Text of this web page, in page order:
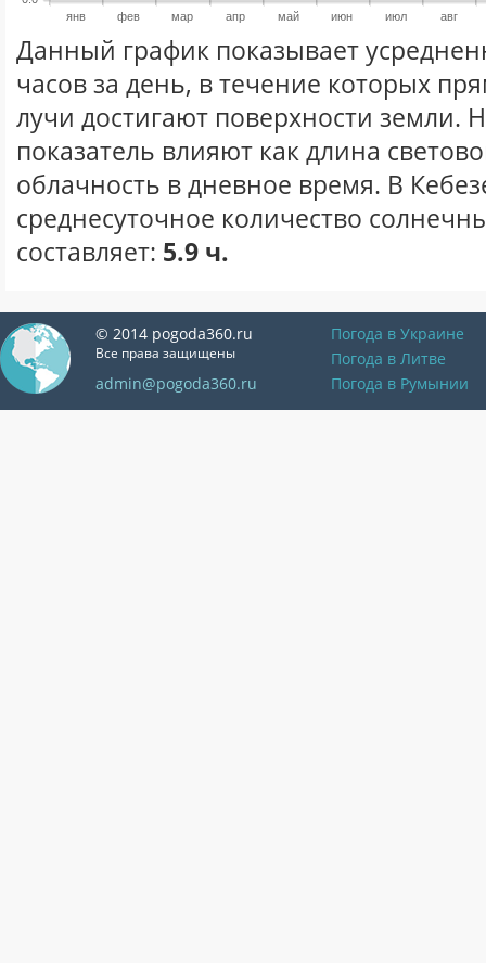
янв фев мар апр май июн июл авг
Данный график показывает
часов за день, в течение которых
лучи достигают поверхности земли.
показатель влияют как длина
облачность в дневное время. В
среднесуточное количество
составляет: 5.9 ч.
© 2014 pogoda360.ru
Все права защищены
admin@pogoda360.ru
Погода в Украине
Погода в Литве
Погода в Румынии